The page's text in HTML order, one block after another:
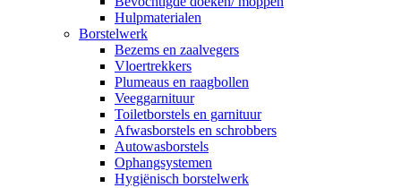
Hulpmaterialen
Borstelwerk
Bezems en zaalvegers
Vloertrekkers
Plumeaus en raagbollen
Veeggarnituur
Toiletborstels en garnituur
Afwasborstels en schrobbers
Autowasborstels
Ophangsystemen
Hygiënisch borstelwerk